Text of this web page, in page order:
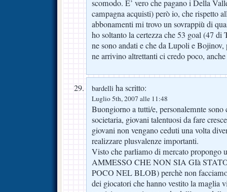
scomodo. E’ vero che pagano i Della
campagna acquisti) però io, che rispetto
abbonamenti mi trovo un sovrappiù di
ho soltanto la certezza che 53 goal (47 di
ne sono andati e che da Lupoli e
ne arrivino altrettanti ci credo poco,
bardelli ha scritto:
Luglio 5th, 2007 alle 11:48
Buongiorno a tutti/e, personalemnte
societaria, giovani talentuosi da fare
giovani non vengano ceduti una volta
realizzare plusvalenze importanti.
Visto che parliamo di mercato propongo
AMMESSO CHE NON SIA GIà
POCO NEL BLOB) perchè non
dei giocatori che hanno vestito la maglia